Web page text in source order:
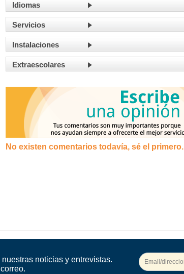
Idiomas
Servicios
Instalaciones
Extraescolares
No existen comentarios todavía, sé el primero.
noticias y entrevistas.